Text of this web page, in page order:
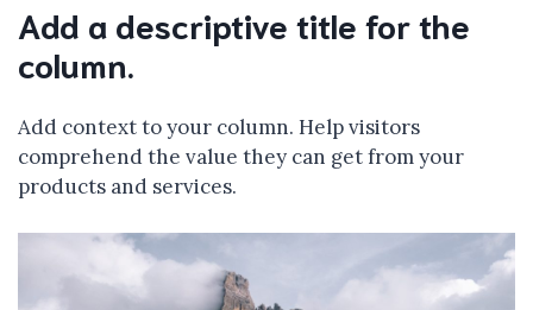
Add a descriptive title for the
column.
Add context to your column. Help visitors
comprehend the value they can get from your
products and services.